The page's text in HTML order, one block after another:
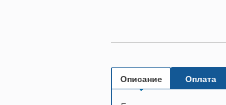
Описание Оплата